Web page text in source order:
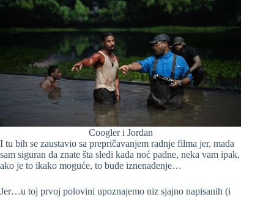
Coogler i Jordan
I tu bih se zaustavio sa prepričavanjem radnje filma jer, mada
sam siguran da znate šta sledi kada noć padne, neka vam ipak,
ako je to ikako moguće, to bude iznenađenje…
Jer…u toj prvoj polovini upoznajemo niz sjajno napisanih (i